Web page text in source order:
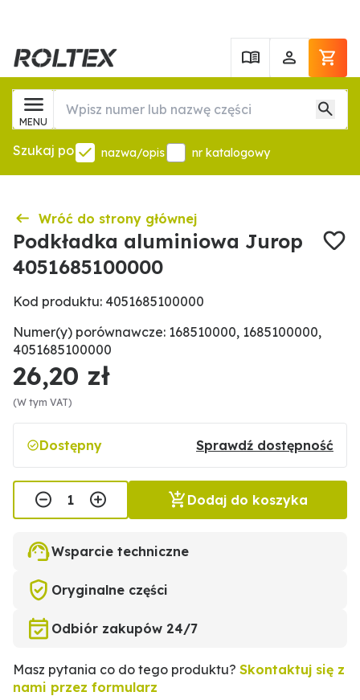
MENU
Szukaj po nazwa/opis nr katalogowy
Wróć do strony głównej
Podkładka aluminiowa Jurop
4051685100000
Kod produktu: 4051685100000
Numer(y) porównawcze: 168510000, 1685100000,
4051685100000
26,20 zł
(W tym VAT)
Dostępny Sprawdź dostępność
Dodaj do koszyka
Wsparcie techniczne
Oryginalne części
Odbiór zakupów 24/7
Masz pytania co do tego produktu? Skontaktuj się z
nami przez formularz